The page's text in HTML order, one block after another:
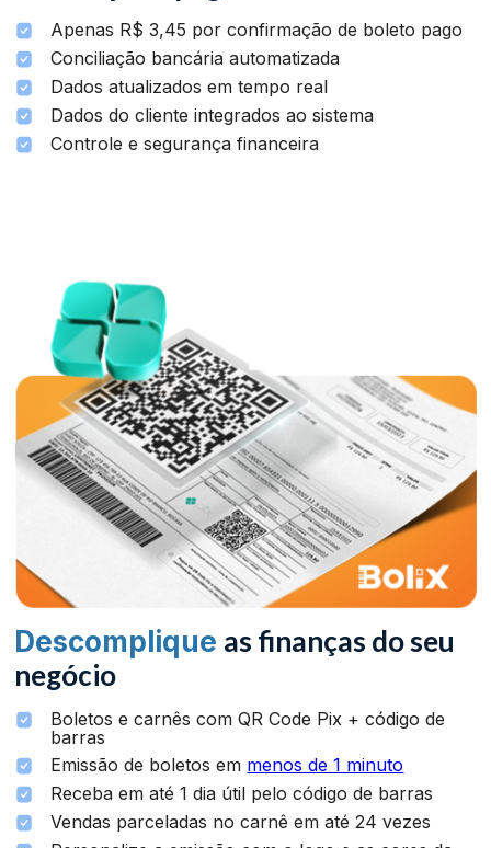
Apenas R$ 3,45 por confirmação de boleto pago
Conciliação bancária automatizada
Dados atualizados em tempo real
Dados do cliente integrados ao sistema
Controle e segurança financeira
Descomplique as finanças do seu
negócio
Boletos e carnês com QR Code Pix + código de
barras
Emissão de boletos em menos de 1 minuto
Receba em até 1 dia útil pelo código de barras
Vendas parceladas no carnê em até 24 vezes